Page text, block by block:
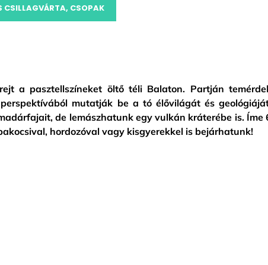
CSILLAGVÁRTA, CSOPAK
a pasztellszíneket öltő téli Balaton. Partján
mutatják be a tó élővilágát és
de lemászhatunk egy vulkán kráterébe is. Íme
hordozóval vagy kisgyerekkel is bejárhatunk!